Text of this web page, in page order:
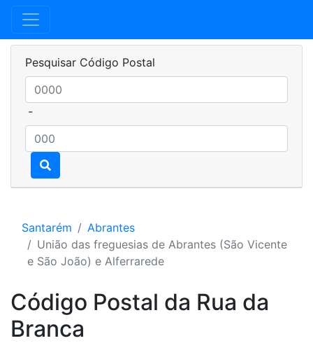
Pesquisar Código Postal
-
Santarém
Abrantes
União das freguesias de Abrantes (São Vicente
e São João) e Alferrarede
Código Postal da Rua da
Branca